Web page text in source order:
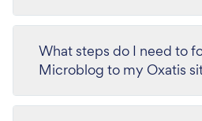
What steps do I need to
Microblog to my Oxatis